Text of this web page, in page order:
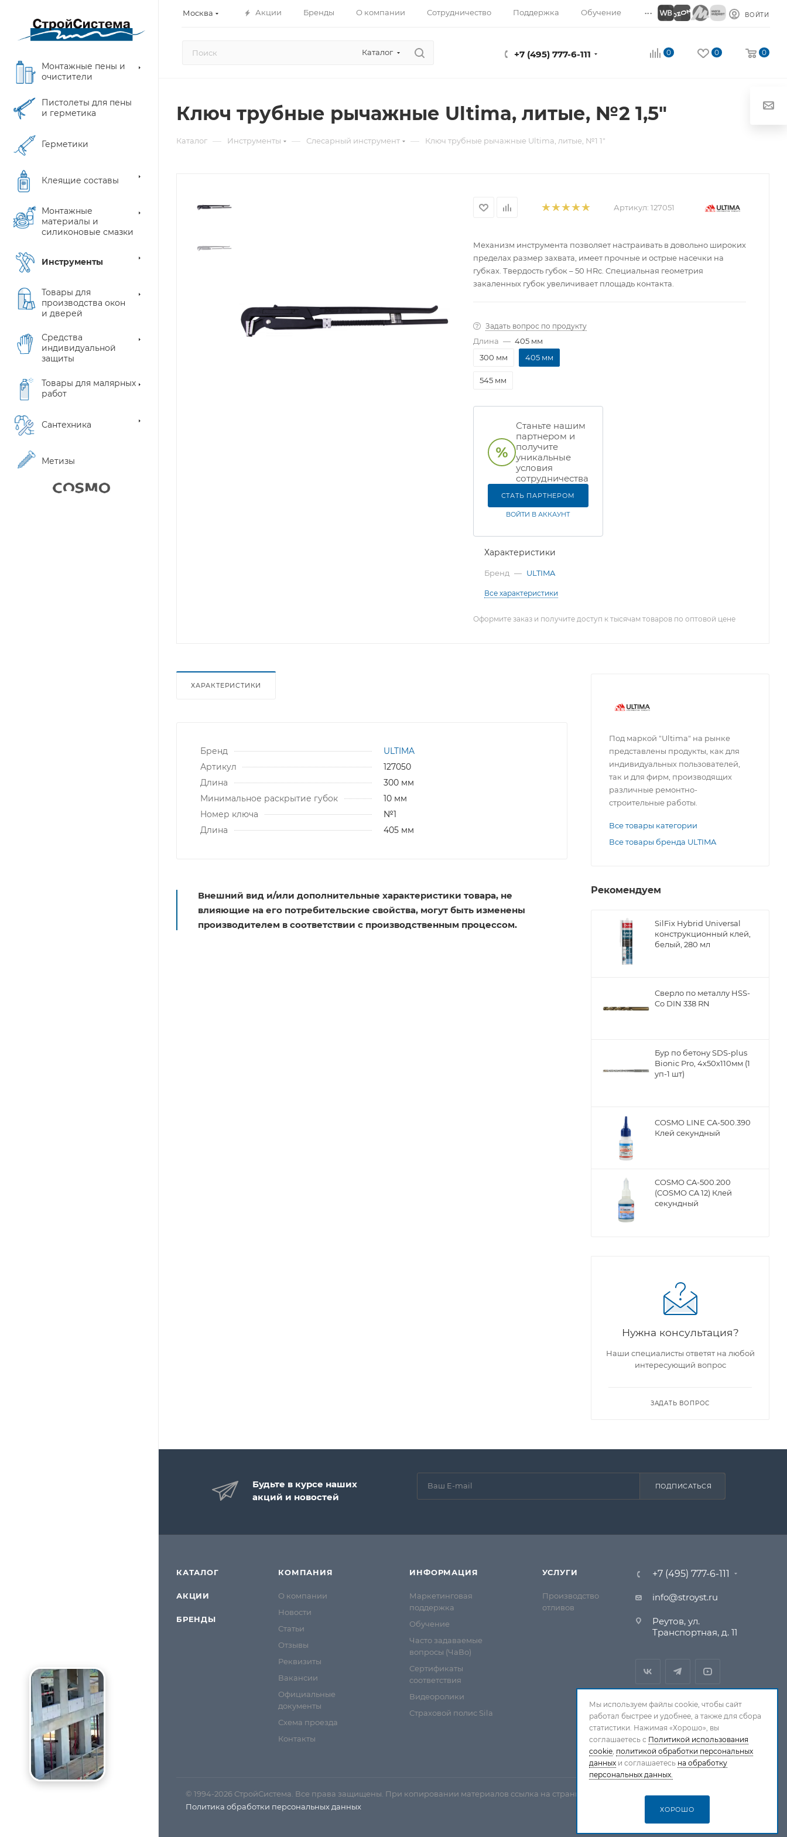
Москва Акции Бренды О компании Сотрудничество Поддержка Обучение ... ВОЙТИ
Каталог +7 (495) 777-6-111 0 0 0
Монтажные пены и
очистители
Пистолеты для пены
и герметика
Герметики
Клеящие составы
Монтажные
материалы и
силиконовые смазки
Инструменты
Товары для
производства окон
и дверей
Средства
индивидуальной
защиты
Товары для малярных
работ
Сантехника
Метизы
Ключ трубные рычажные Ultima, литые, №2 1,5"
Каталог — Инструменты — Слесарный инструмент — Ключ трубные рычажные Ultima, литые, №1 1"
Артикул: 127051
Механизм инструмента позволяет настраивать в довольно широких
пределах размер захвата, имеет прочные и острые насечки на
губках. Твердость губок – 50 HRc. Специальная геометрия
закаленных губок увеличивает площадь контакта.
Задать вопрос по продукту
Длина — 405 мм
300 мм
405 мм
545 мм
Станьте нашим
партнером и
получите
уникальные
условия
сотрудничества
СТАТЬ ПАРТНЕРОМ
ВОЙТИ В АККАУНТ
Характеристики
Бренд — ULTIMA
Все характеристики
Оформите заказ и получите доступ к тысячам товаров по оптовой цене
ХАРАКТЕРИСТИКИ
Бренд
ULTIMA
Артикул
127050
Длина
300 мм
Минимальное раскрытие губок
10 мм
Номер ключа
№1
Длина
405 мм
Внешний вид и/или дополнительные характеристики товара, не
влияющие на его потребительские свойства, могут быть изменены
производителем в соответствии с производственным процессом.
Под маркой "Ultima" на рынке
представлены продукты, как для
индивидуальных пользователей,
так и для фирм, производящих
различные ремонтно-
строительные работы.
Все товары категории
Все товары бренда ULTIMA
Рекомендуем
SilFix Hybrid Universal
конструкционный клей,
белый, 280 мл
Сверло по металлу НSS-
Co DIN 338 RN
Бур по бетону SDS-plus
Bionic Pro, 4х50х110мм (1
уп-1 шт)
COSMO LINE CA-500.390
Клей секундный
COSMO CA-500.200
(COSMO CA 12) Клей
секундный
Нужна консультация?
Наши специалисты ответят на любой
интересующий вопрос
ЗАДАТЬ ВОПРОС
Будьте в курсе наших
акций и новостей
ПОДПИСАТЬСЯ
КАТАЛОГ
АКЦИИ
БРЕНДЫ
КОМПАНИЯ
О компании
Новости
Статьи
Отзывы
Реквизиты
Вакансии
Официальные
документы
Схема проезда
Контакты
ИНФОРМАЦИЯ
Маркетинговая
поддержка
Обучение
Часто задаваемые
вопросы (ЧаВо)
Сертификаты
соответствия
Видеоролики
Страховой полис Sila
УСЛУГИ
Производство
отливов
+7 (495) 777-6-111
info@stroyst.ru
Реутов, ул.
Транспортная, д. 11
© 1994-2026 СтройСистема. Все права защищены. При копировании материалов ссылка на страницу-источник обязательна.
Политика обработки персональных данных
Мы используем файлы cookie, чтобы сайт
работал быстрее и удобнее, а также для сбора
статистики. Нажимая «Хорошо», вы
соглашаетесь с Политикой использования
cookie, политикой обработки персональных
данных и соглашаетесь на обработку
персональных данных.
ХОРОШО